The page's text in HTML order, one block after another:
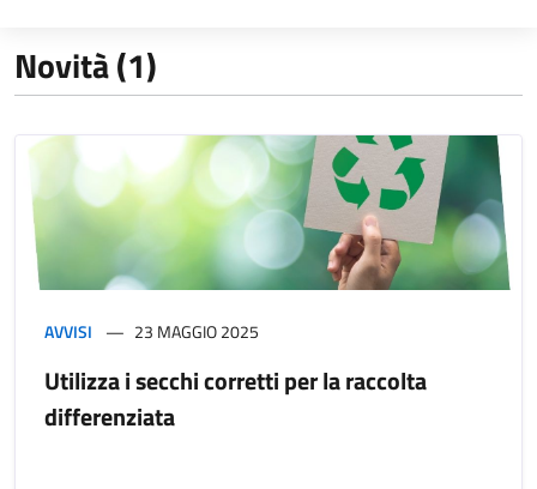
Novità (1)
AVVISI 23 MAGGIO 2025
Utilizza i secchi corretti per la raccolta
differenziata